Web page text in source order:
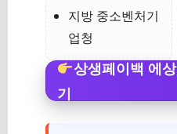
지방 중소벤처기
업청
상생페이백 에
기